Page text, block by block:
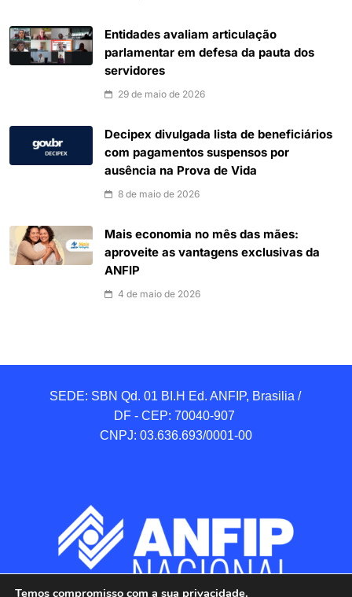
Entidades avaliam articulação
parlamentar em defesa da pauta dos
servidores
29 de maio de 2026
Decipex divulgada lista de beneficiários
com pagamentos suspensos por
ausência na Prova de Vida
8 de maio de 2026
Mais economia no mês das mães:
aproveite as vantagens exclusivas da
ANFIP
4 de maio de 2026
SEDE: SBN Qd. 01 BI.H Ed. ANFIP, Brasilia /
DF - CEP: 70040-907
CNPJ: 03.636.693/0001-00
Temos compromisso com a sua privacidade.